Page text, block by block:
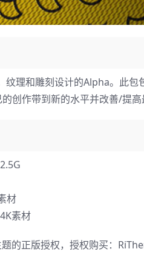
理和雕刻设计的Alpha。此
创作带到新的水平并改善/提高
材
素材
的正版授权，授权购买：